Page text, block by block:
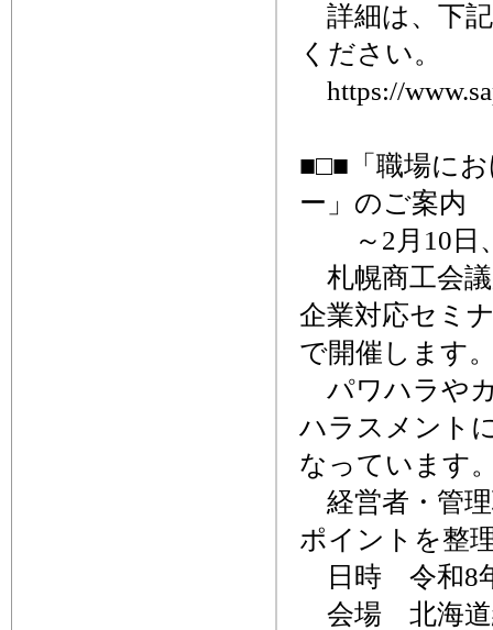
詳細は、下
ください。
https://
■□■「職場に
ー」のご案内
～2月10日、
札幌商工会
企業対応セミ
で開催します
パワハラや
ハラスメント
なっています
経営者・管
ポイントを整
日時 令和8年
会場 北海道